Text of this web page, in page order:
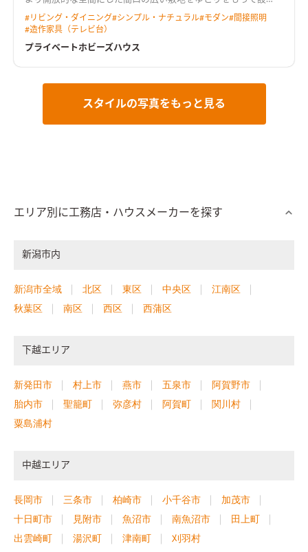
線とした。 LDKからは中庭が望め、植栽が四季の移ろいを感じ
させてくれる。 2階にご夫婦で使えるホビールームを設置し、コ
ロナ禍でのお家時間の充実や、リモートワークなど多岐に渡り
用途がある。 トーンを落とした飽きのこないインテリアと造作
を演出しました。 カーテンボックスを造作し、カーテンレール
を隠すことによって、生活感を感じさせない工夫も施していま
プライベートなホビールームオンラインゲームやリモートワ
#リビング・ダイニング#シンプル・ナチュラル#モダン#間接照明
#造作家具（テレビ台）
プライベートホビーズハウス
スタイルの写真をもっと見る
エリア別に工務店・ハウスメーカーを探す
新潟市内
新潟市全域 北区 東区 中央区
江南区
秋葉区
南区 西区 西蒲区
下越エリア
新発田市 村上市 燕市 五泉市
阿賀野市
胎内市
聖籠町 弥彦村 阿賀町
関川村
粟島浦村
中越エリア
長岡市 三条市 柏崎市 小千谷市
加茂市
十日町市
見附市 魚沼市 南魚沼市
田上町
出雲崎町
湯沢町 津南町 刈羽村